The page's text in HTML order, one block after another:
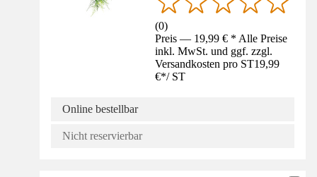
(0)
Preis — 19,99 € * Alle Preise
inkl. MwSt. und ggf. zzgl.
Versandkosten pro ST19,99
€*/ ST
Online bestellbar
Nicht reservierbar